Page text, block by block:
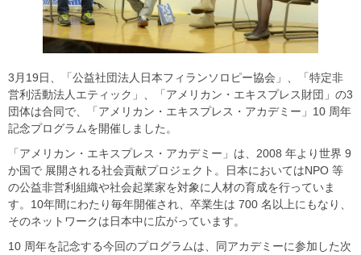
3月19日、「公益社団法人日本フィランソロピー協会」、「特定非
営利活動法人エティック」、「アメリカン・エキスプレス財団」の3
団体は合同で、「アメリカン・エキスプレス・アカデミー」10 周年
記念プログラムを開催しました。
「アメリカン・エキスプレス・アカデミー」は、2008 年より世界 9
か国で 展開される社会貢献プロジェクト。日本においてはNPO 等
の公益非営利組織や社会起業家を対象に人材の育成を行っていま
す。10年間にわたり毎年開催され、卒業生は 700 名以上にもなり、
そのネットワークは日本中に広がっています。
10 周年を記念する今回のプログラムは、同アカデミーに参加した次